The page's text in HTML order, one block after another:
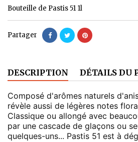
Bouteille de Pastis 51 1l
Partager
DESCRIPTION DÉTAILS DU
Composé d'arômes naturels
révèle aussi de légères notes
Classique ou allongé avec
par une cascade de glaçons ou
quelques-uns... Pastis 51 est à